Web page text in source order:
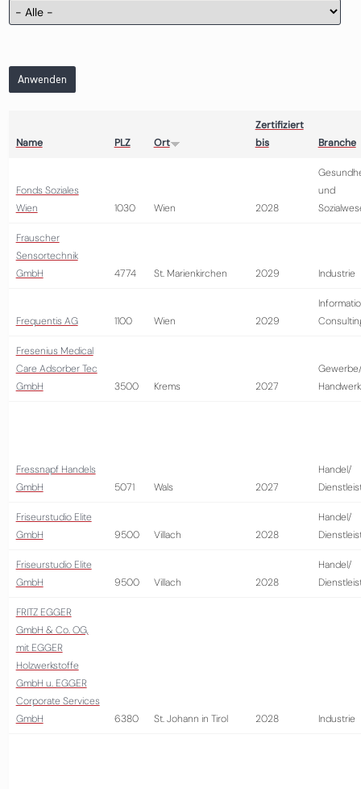
Anwenden
Name PLZ Ort
Zertifiziert
bis
Branche
Fonds Soziales
Wien
1030 Wien 2028
und
Frauscher
Sensortechnik
GmbH
4774 St. Marienkirchen 2029 Industrie
Frequentis AG 1100 Wien 2029
Fresenius Medical
Care Adsorber Tec
GmbH
3500 Krems 2027
Gewerbe/
Handwerk
Fressnapf Handels
GmbH
5071 Wals 2027
Handel/
Friseurstudio Elite
GmbH
9500 Villach 2028
Handel/
Friseurstudio Elite
GmbH
9500 Villach 2028
Handel/
FRITZ EGGER
GmbH & Co. OG,
mit EGGER
Holzwerkstoffe
GmbH u. EGGER
Corporate Services
GmbH
6380 St. Johann in Tirol 2028 Industrie